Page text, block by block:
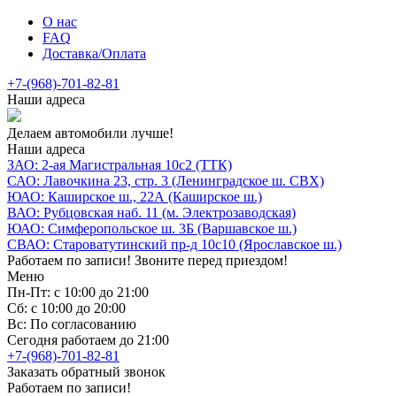
О нас
FAQ
Доставка/Оплата
+7-(968)-701-82-81
Наши адреса
Делаем автомобили лучше!
Наши адреса
ЗАО: 2-ая Магистральная 10с2 (ТТК)
САО: Лавочкина 23, стр. 3 (Ленинградское ш. СВХ)
ЮАО: Каширское ш., 22А (Каширское ш.)
ВАО: Рубцовская наб. 11 (м. Электрозаводская)
ЮАО: Симферопольское ш. 3Б (Варшавское ш.)
СВАО: Староватутинский пр-д 10с10 (Ярославское ш.)
Работаем по записи! Звоните перед приездом!
Меню
Пн-Пт: с 10:00 до 21:00
Сб: с 10:00 до 20:00
Вс: По согласованию
Сегодня работаем до 21:00
+7-(968)-701-82-81
Заказать обратный звонок
Работаем по записи!